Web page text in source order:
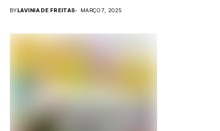
BYLAVINIA DE FREITAS MARÇO 7, 2025